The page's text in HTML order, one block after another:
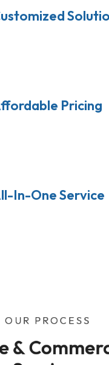
Pricing
In-One Service
OUR PROCESS
&